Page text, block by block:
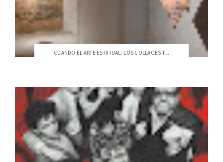
CUANDO EL ARTE ES RITUAL: LOS COLLAGES T...